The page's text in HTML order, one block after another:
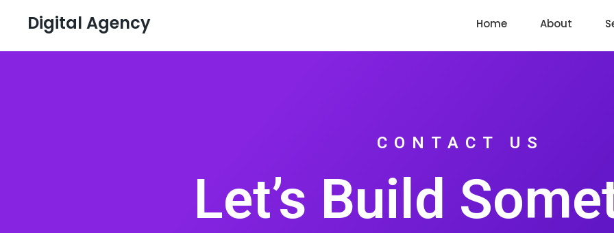
Digital Agency Home About
CONTACT US
Let’s Build